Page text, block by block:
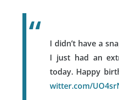
I didn’t have a
I just had an
today. Happy
witter.com/